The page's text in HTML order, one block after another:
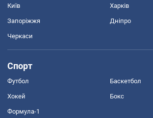
Київ Харків
Запоріжжя Дніпро
Черкаси
Спорт
Футбол Баскетбол
Хокей Бокс
Формула-1